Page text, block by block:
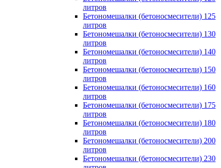
литров
Бетономешалки (бетоносмесители) 125
литров
Бетономешалки (бетоносмесители) 130
литров
Бетономешалки (бетоносмесители) 140
литров
Бетономешалки (бетоносмесители) 150
литров
Бетономешалки (бетоносмесители) 160
литров
Бетономешалки (бетоносмесители) 175
литров
Бетономешалки (бетоносмесители) 180
литров
Бетономешалки (бетоносмесители) 200
литров
Бетономешалки (бетоносмесители) 230